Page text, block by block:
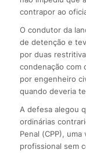
contrapor ao
O condutor da
de detenção e
por duas
condenação com
por engenheiro
quando deveria
A defesa alegou
ordinárias
Penal (CPP),
profissional sem